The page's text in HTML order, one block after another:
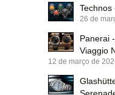
Technos
26 de
Panerai
Viaggio
12 de março de